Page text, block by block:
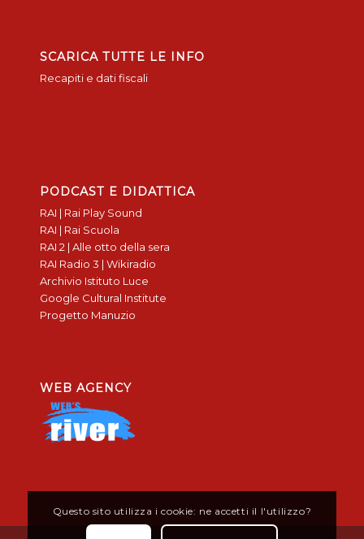
SCARICA TUTTE LE INFO
Recapiti e dati fiscali
PODCAST E DIDATTICA
RAI | Rai Play Sound
RAI | Rai Scuola
RAI 2 | Alle otto della sera
RAI Radio 3 | Wikiradio
Archivio Istituto Luce
Google Cultural Institute
Progetto Manuzio
WEB AGENCY
Questo sito utilizza i cookie: ne accetti il l'utilizzo?